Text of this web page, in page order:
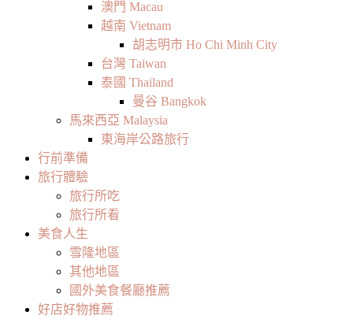
澳門 Macau
越南 Vietnam
胡志明市 Ho Chi Minh City
台灣 Taiwan
泰國 Thailand
曼谷 Bangkok
馬來西亞 Malaysia
東海岸公路旅行
行前準備
旅行體驗
旅行所吃
旅行所看
美食人生
雪隆地區
其他地區
國外美食餐廳推薦
好店好物推薦